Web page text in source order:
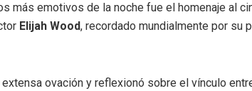
más emotivos de la noche fue el homenaje al
Elijah Wood, recordado mundialmente por su
ovación y reflexionó sobre el vínculo